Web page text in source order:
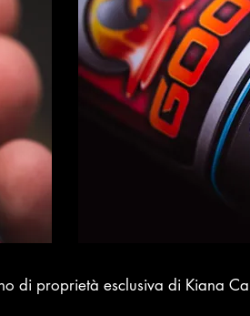
di proprietà esclusiva di Kiana